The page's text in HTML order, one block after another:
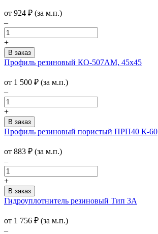
от 924 ₽ (за м.п.)
–
+
Профиль резиновый КО-507АМ, 45х45
от 1 500 ₽ (за м.п.)
–
+
Профиль резиновый пористый ПРП40 К-60
от 883 ₽ (за м.п.)
–
+
Гидроуплотнитель резиновый Тип 3А
от 1 756 ₽ (за м.п.)
–